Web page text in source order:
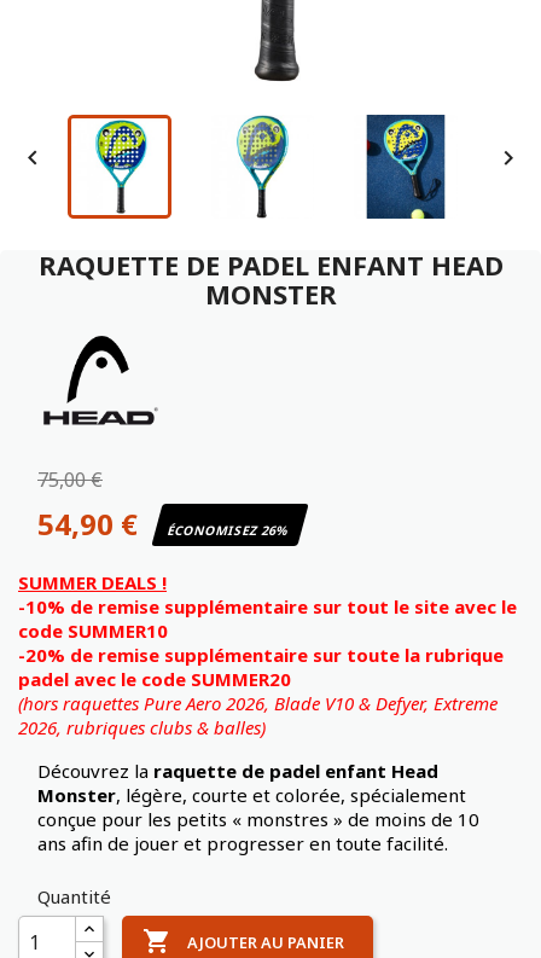
 
RAQUETTE DE PADEL ENFANT HEAD
MONSTER
75,00 €
54,90 € ÉCONOMISEZ 26%
SUMMER DEALS !
-10% de remise supplémentaire sur tout le site avec le
code SUMMER10
-20% de remise supplémentaire sur toute la rubrique
padel avec le code SUMMER20
(hors raquettes Pure Aero 2026, Blade V10 & Defyer, Extreme
2026, rubriques clubs & balles)
Découvrez la raquette de padel enfant Head
Monster, légère, courte et colorée, spécialement
conçue pour les petits « monstres » de moins de 10
ans afin de jouer et progresser en toute facilité.
Quantité
 AJOUTER AU PANIER